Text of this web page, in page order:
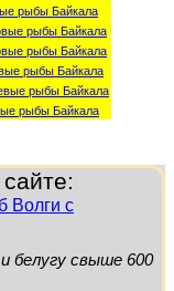
рыбы Байкала
рыбы Байкала
рыбы Байкала
рыбы Байкала
рыбы Байкала
рыбы Байкала
Волги с
белугу свыше 600